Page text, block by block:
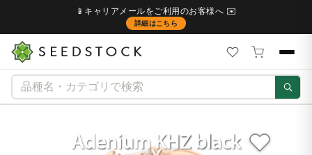
📱キャリアメールをご利用のお客様へ ✉️
詳細はこちら